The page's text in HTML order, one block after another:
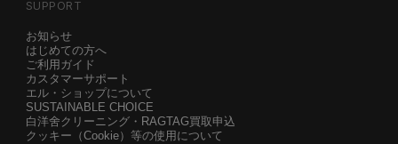
SUPPORT
お知らせ
はじめての方へ
ご利用ガイド
カスタマーサポート
エル・ショップについて
SUSTAINABLE CHOICE
白洋舍クリーニング・RAGTAG買取申込
クッキー（Cookie）等の使用について